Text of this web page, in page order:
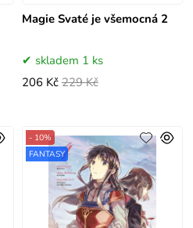
Magie Svaté je všemocná 2
skladem 1 ks
206 Kč 229 Kč
- 10%
FANTASY